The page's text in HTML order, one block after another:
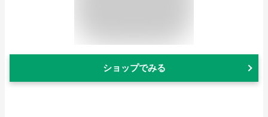
ショップでみる